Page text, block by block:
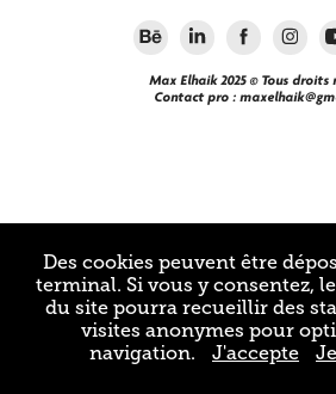
Max Elhaik 2025 © Tous droits
Contact pro :
Des cookies peuvent être
terminal. Si vous y consentez,
du site pourra recueillir des
visites anonymes pour
navigation.
J'accepte